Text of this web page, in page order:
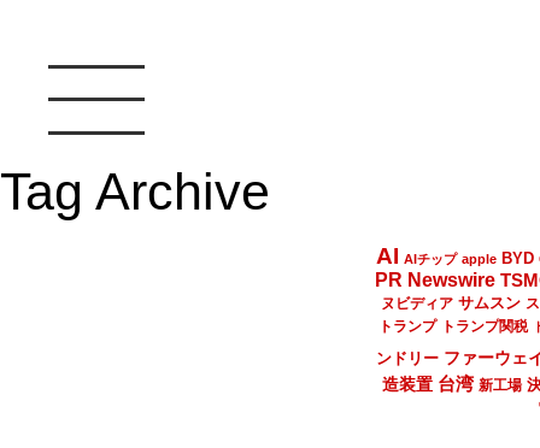
Tag Archive
AI AIチップ apple BYD
PR Newswire
ヌビディア サムスン
トランプ
トランプ関税
ンドリー ファーウェ
造装置 台湾 新工場